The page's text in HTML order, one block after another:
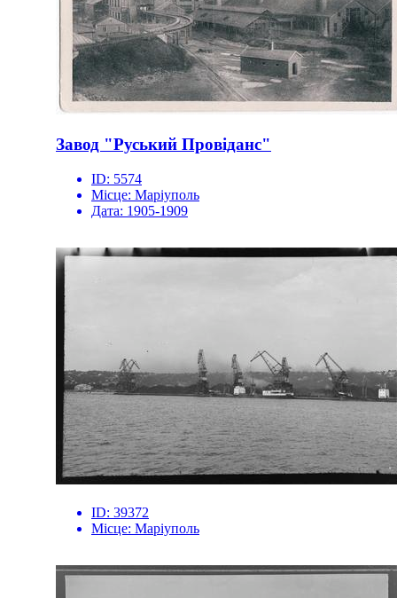
Завод "Руський Провіданс"
ID: 5574
Місце: Маріуполь
Дата: 1905-1909
ID: 39372
Місце: Маріуполь